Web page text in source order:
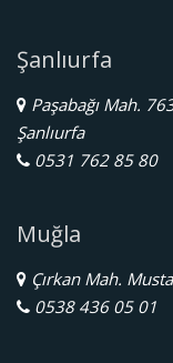
Şanlıurfa
Paşabağı Mah.
Şanlıurfa
0531 762 85 80
Muğla
Çırkan Mah.
0538 436 05 01